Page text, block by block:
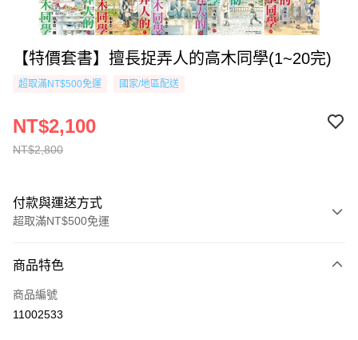
【特價套書】擅長捉弄人的高木同學(1~20完)
超取滿NT$500免運 國家/地區配送
NT$2,800
NT$2,100
付款與運送方式
超取滿NT$500免運
信用卡一次付款
超商取貨付款
商品特色
商品編號
11002533